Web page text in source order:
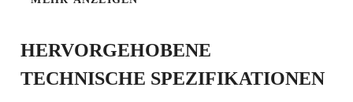
HERVORGEHOBENE
TECHNISCHE SPEZIFIKATIONEN